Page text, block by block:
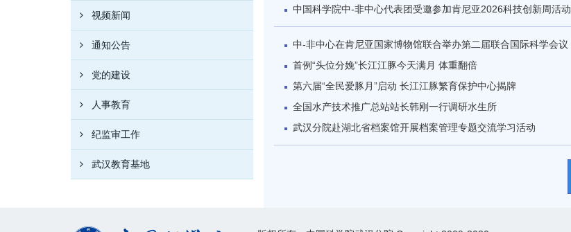
视频新闻
通知公告
党的建设
人事教育
纪监审工作
武汉教育基地
中国科学院中-非中心代表团受邀参加肯尼亚2026科技创新周活动
中-非中心在肯尼亚国家博物馆联合举办第二届联合国际科学会议
首例“头位分娩”长江江豚今天满月 体重翻倍
第六届“全民爱豚月”启动 长江江豚繁育保护中心揭牌
全国水产技术推广总站站长韩刚一行调研水生所
武汉分院赴湖北省档案馆开展档案管理专题交流学习活动